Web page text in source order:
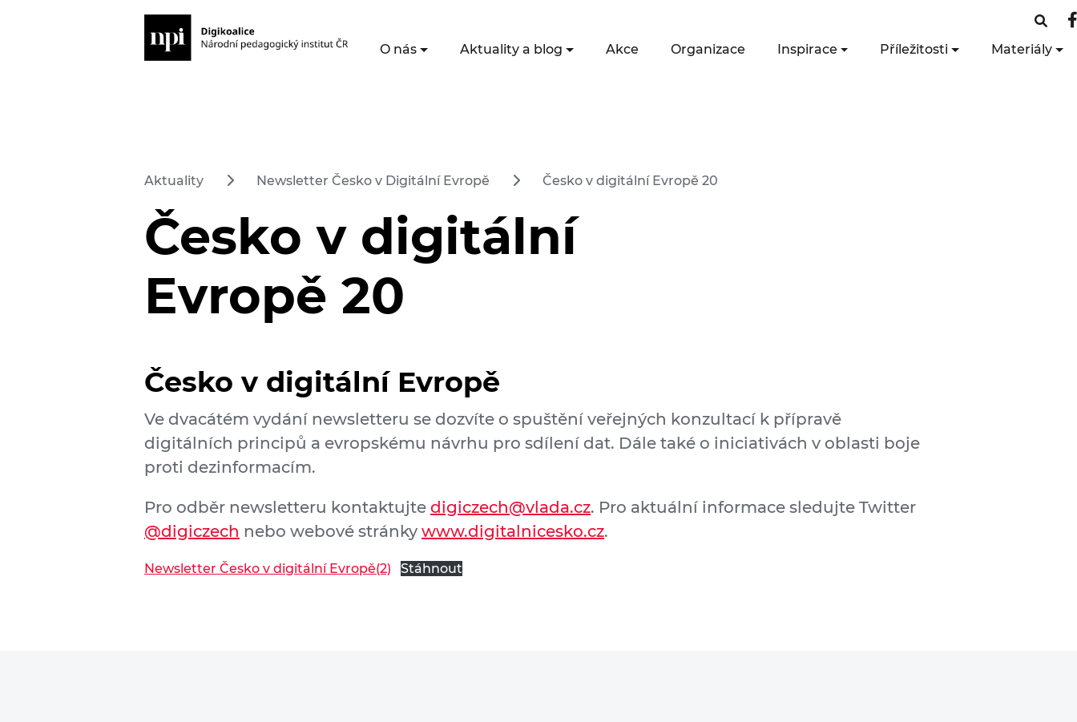
O nás Aktuality a blog Akce Organizace Inspirace Příležitosti Materiály
Aktuality Newsletter Česko v Digitální Evropě Česko v digitální Evropě 20
Česko v digitální
Evropě 20
Česko v digitální Evropě
Ve dvacátém vydání newsletteru se dozvíte o spuštění veřejných konzultací k přípravě
digitálních principů a evropskému návrhu pro sdílení dat. Dále také o iniciativách v oblasti boje
proti dezinformacím.
Pro odběr newsletteru kontaktujte digiczech@vlada.cz. Pro aktuální informace sledujte Twitter
@digiczech nebo webové stránky www.digitalnicesko.cz.
Newsletter Česko v digitální Evropě(2) Stáhnout